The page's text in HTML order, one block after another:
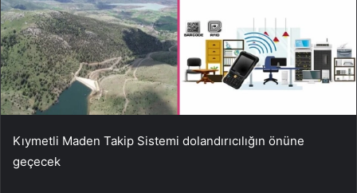
Kıymetli Maden Takip Sistemi dolandırıcılığın önüne
geçecek